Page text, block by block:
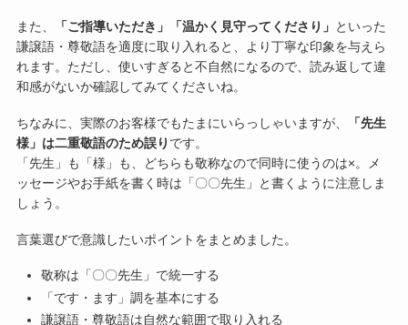
また、 「ご指導いただき」「温かく見守ってくださり」 といった
謙譲語・尊敬語を適度に取り入れると、より丁寧な印象を与えら
れます。ただし、使いすぎると不自然になるので、読み返して違
和感がないか確認してみてくださいね。
ちなみに、実際のお客様でもたまにいらっしゃいますが、
「先生
様」は二重敬語のため誤り です。
「先生」も「様」も、どちらも敬称なので同時に使うのは×。メ
ッセージやお手紙を書く時は「〇〇先生」と書くように注意しま
しょう。
言葉選びで意識したいポイントをまとめました。
敬称は「〇〇先生」で統一する
「です・ます」調を基本にする
謙譲語・尊敬語は自然な範囲で取り入れる